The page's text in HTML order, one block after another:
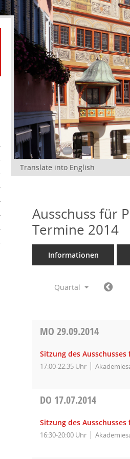
Translate into English
Ausschuss für
Termine 2014
Informationen
Quartal
MO29.09.2014
Sitzung des
17:00-22:35 Uhr
DO 17.07.2014
Sitzung des
16:30-20:00 Uhr